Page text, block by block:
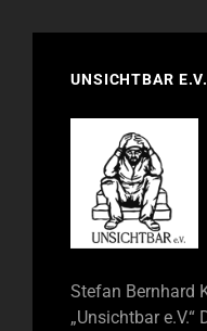
UNSICHTBAR E.V.
Stefan Bernhard
„Unsichtbar